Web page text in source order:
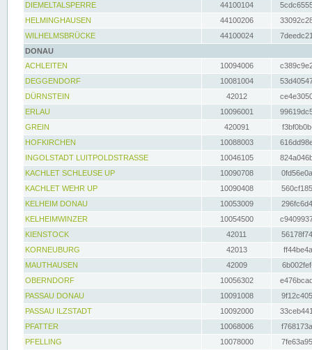
DIEMELTALSPERRE
44100104
HELMINGHAUSEN
44100206
WILHELMSBRÜCKE
44100024
DONAU
ACHLEITEN
10094006
DEGGENDORF
10081004
DÜRNSTEIN
42012
ERLAU
10096001
GREIN
420091
HOFKIRCHEN
10088003
INGOLSTADT LUITPOLDSTRASSE
10046105
KACHLET SCHLEUSE UP
10090708
KACHLET WEHR UP
10090408
KELHEIM DONAU
10053009
KELHEIMWINZER
10054500
KIENSTOCK
42011
KORNEUBURG
42013
MAUTHAUSEN
42009
OBERNDORF
10056302
PASSAU DONAU
10091008
PASSAU ILZSTADT
10092000
PFATTER
10068006
PFELLING
10078000